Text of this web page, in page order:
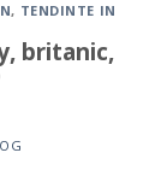
, TENDINTE IN
britanic,